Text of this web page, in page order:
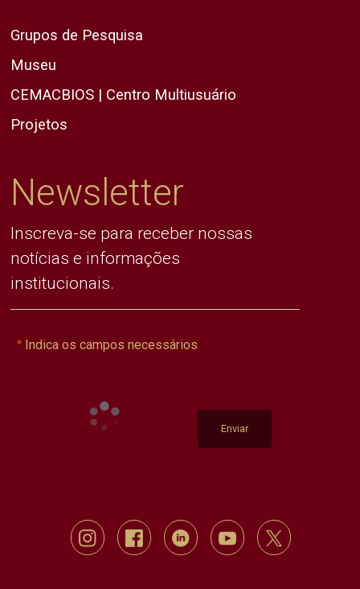
Grupos de Pesquisa
Museu
CEMACBIOS | Centro Multiusuário
Projetos
Newsletter
Inscreva-se para receber nossas
notícias e informações
institucionais.
Indica os campos necessários
Enviar